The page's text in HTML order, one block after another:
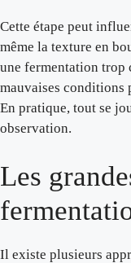
Cette étape peut
même la texture en
une fermentation trop
mauvaises conditions
En pratique, tout se
observation.
Les
Il existe plusieurs